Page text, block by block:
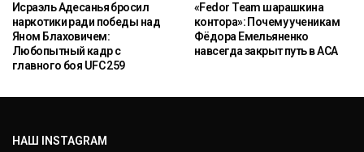
Исраэль Адесанья бросил
наркотики ради победы над
Яном Блаховичем:
Любопытный кадр с
главного боя UFC 259
«Fedor Team шарашкина
контора»: Почему ученикам
Фёдора Емельяненко
навсегда закрыт путь в ACA
НАШ INSTAGRAM